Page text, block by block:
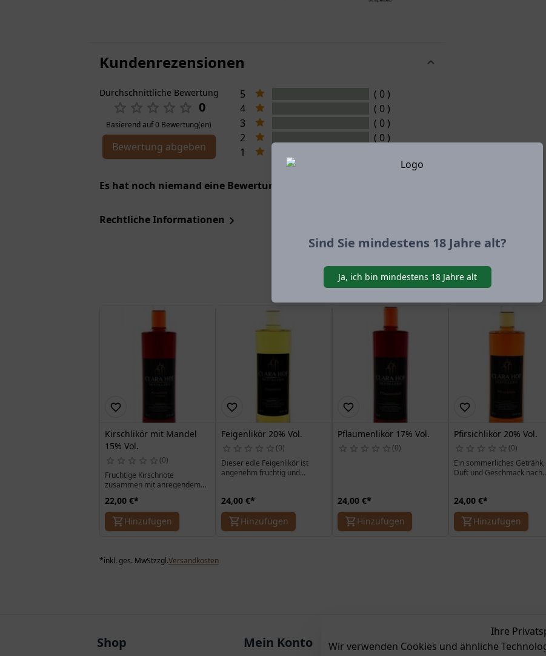
Kundenrezensionen
Durchschnittliche Bewertung
0
Basierend auf 0 Bewertung(en)
Bewertung abgeben
5
( 0 )
4
( 0 )
3
( 0 )
2
( 0 )
1
Es hat noch niemand eine Bewertung für diesen Artikel abgegeben
Rechtliche Informationen
Kirschlikör mit Mandel
15% Vol.
0
Fruchtige Kirschnote
zusammen mit anregendem
Geschmackserlebnis.
22,00 €*
Hinzufügen
Feigenlikör 20% Vol.
0
Dieser edle Feigenlikör ist
angenehm fruchtig und
Schmeckt auch im Sekt oder im
Prosecco köstlich.
24,00 €*
Hinzufügen
Pflaumenlikör 17% Vol.
0
24,00 €*
Hinzufügen
Pfirsichlikör 20% Vol.
0
Ein sommerliches Getränk,
Duft und Geschmack nach
Prosecco.
24,00 €*
Hinzufügen
*inkl. ges. MwStzzgl.Versandkosten
Ihre
Wir verwenden Cookies und ähnliche
Shop Mein Konto Zahlung & Versand
Sind Sie mindestens 18 Jahre alt?
Ja, ich bin mindestens 18 Jahre alt